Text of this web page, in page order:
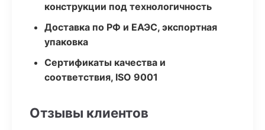
конструкции под технологичность
Доставка по РФ и ЕАЭС, экспортная
упаковка
Сертификаты качества и
соответствия, ISO 9001
Отзывы клиентов